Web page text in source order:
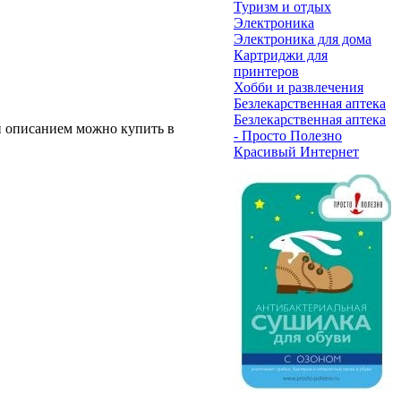
описанием можно купить в
Туризм и отдых
Электроника
Электроника для дома
Картриджи для
принтеров
Хобби и развлечения
Безлекарственная аптека
Безлекарственная аптека
- Просто Полезно
Красивый Интернет